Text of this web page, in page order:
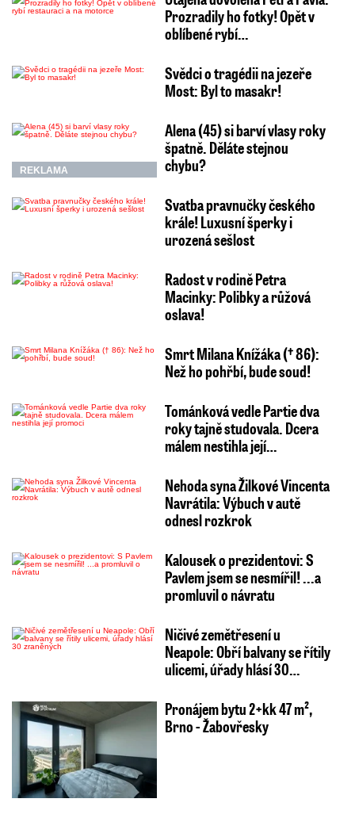
Prozradily ho fotky! Opět v
oblíbené rybí…
Svědci o tragédii na jezeře
Most: Byl to masakr!
REKLAMA
Alena (45) si barví vlasy roky
špatně. Děláte stejnou
chybu?
Svatba pravnučky českého
krále! Luxusní šperky i
urozená sešlost
Radost v rodině Petra
Macinky: Polibky a růžová
oslava!
Smrt Milana Knížáka († 86):
Než ho pohřbí, bude soud!
Tománková vedle Partie dva
roky tajně studovala. Dcera
málem nestihla její…
Nehoda syna Žilkové Vincenta
Navrátila: Výbuch v autě
odnesl rozkrok
Kalousek o prezidentovi: S
Pavlem jsem se nesmířil! ...a
promluvil o návratu
Ničivé zemětřesení u
Neapole: Obří balvany se řítily
ulicemi, úřady hlásí 30…
Pronájem bytu 2+kk 47 m²,
Brno - Žabovřesky